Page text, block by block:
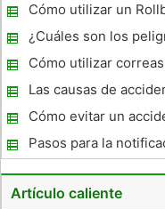
Cómo utilizar un
auxilio
¿Cuáles son los
neumáticos?
Cómo utilizar
Las causas de
Cómo evitar un
carro
Pasos para la
Artículo caliente